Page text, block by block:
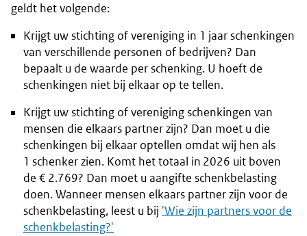
geldt het volgende:
Krijgt uw stichting of vereniging in 1 jaar schenkingen
van verschillende personen of bedrijven? Dan
bepaalt u de waarde per schenking. U hoeft de
schenkingen niet bij elkaar op te tellen.
Krijgt uw stichting of vereniging schenkingen van
mensen die elkaars partner zijn? Dan moet u die
schenkingen bij elkaar optellen omdat wij hen als
1 schenker zien. Komt het totaal in 2026 uit boven
de € 2.769? Dan moet u aangifte schenkbelasting
doen. Wanneer mensen elkaars partner zijn voor de
schenkbelasting, leest u bij 'Wie zijn partners voor de
schenkbelasting?'